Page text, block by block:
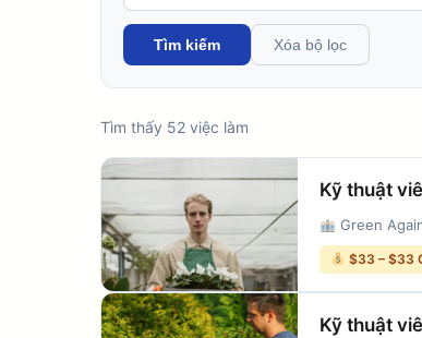
Tìm kiếm Xóa bộ lọc
Tìm thấy 52 việc làm
Kỹ thuật
Green
$33 – $33
Kỹ thuật